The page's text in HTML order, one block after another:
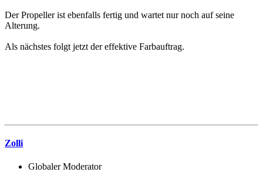
Der Propeller ist ebenfalls fertig und wartet nur noch auf seine
Alterung.
Als nächstes folgt jetzt der effektive Farbauftrag.
Zolli
Globaler Moderator